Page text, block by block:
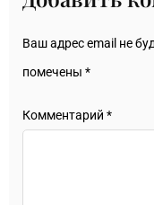
Ваш адрес email не
помечены *
Комментарий *